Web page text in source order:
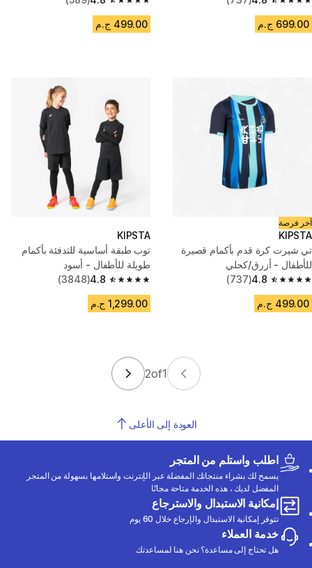
4.8 out of 5 stars from 737 reviews
699.00 ج.م
4.8 out of 5 stars from 589 reviews
499.00 ج.م
آخر فرصة
KIPSTA
تي شيرت كرة قدم بأكمام قصيرة
للأطفال - أزرق/كحلي
4.8
4.8 out of 5 stars from 737 reviews
(737)
499.00 ج.م
KIPSTA
توب طبقة أساسية للتدفئة بأكمام
طويلة للأطفال - أسود
4.8
4.8 out of 5 stars from 3848 reviews
(3848)
1,299.00 ج.م
1
of
2
العودة إلى الأعلى
اطلب واستلم من المتجر
يسمح لك بشراء منتجاتك المفضلة عبر الإنترنت واستلامها بسهولة من المتجر
المفضل لديك ، هذه الخدمة متاحة مجانًا
إمكانية الاستبدال والاسترجاع
تتوفر إمكانية الاستبدال والإرجاع خلال 60 يوم
خدمة العملاء
هل تحتاج إلى مساعدة؟ نحن هنا لمساعدتك